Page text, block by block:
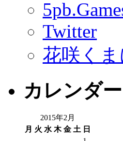
Twitter
花咲く
カレンダー
2015年2月
月 火 水 木 金 土 日